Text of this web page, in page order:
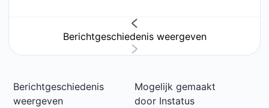
Berichtgeschiedenis weergeven
Berichtgeschiedenis
weergeven
Mogelijk gemaakt
door Instatus